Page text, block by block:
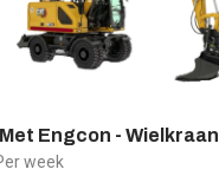
Engcon - Wielkraan
week